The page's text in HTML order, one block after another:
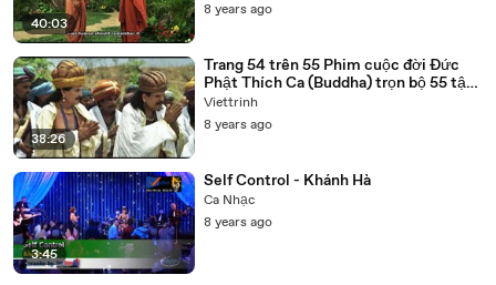
40:03
8 years ago
38:26
Trang 54 trên 55 Phim cuộc đời Đức
Phật Thích Ca (Buddha) trọn bộ 55 tập
lồng tiếng
Viettrinh
8 years ago
3:45
Self Control - Khánh Hà
Ca Nhạc
8 years ago